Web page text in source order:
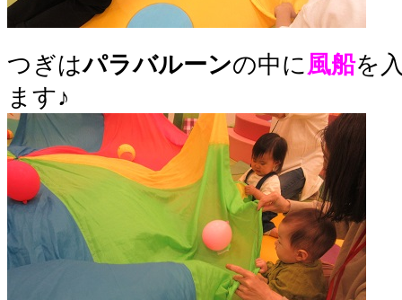
つぎはパラバルーンの中に 風船を
ます♪